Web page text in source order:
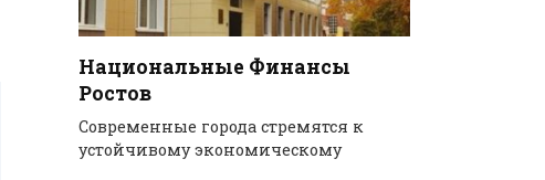
Национальные Финансы
Ростов
Современные города стремятся к
устойчивому экономическому